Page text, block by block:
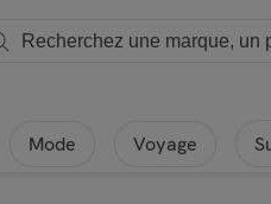
Mode Voyage